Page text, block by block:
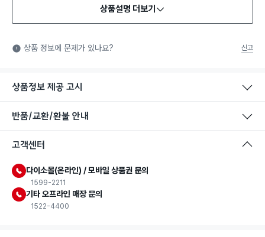
식품용 기구: 식품위생법에서 정한 규격에 따라 제조되어 식품 또
는 식품첨가물에 사용할 수 있는 식품용기구라는 표시입니다.
상품설명 더보기
상품 정보에 문제가 있나요? 신고
상품정보 제공 고시
반품/교환/환불 안내
고객센터
다이소몰(온라인) / 모바일 상품권 문의
1599-2211
기타 오프라인 매장 문의
1522-4400